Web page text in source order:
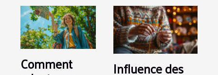
Comment Influence des